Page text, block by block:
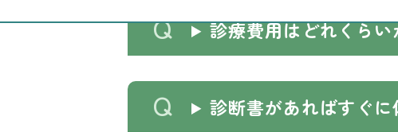
診療費用はどれくら
診断書があればすぐに